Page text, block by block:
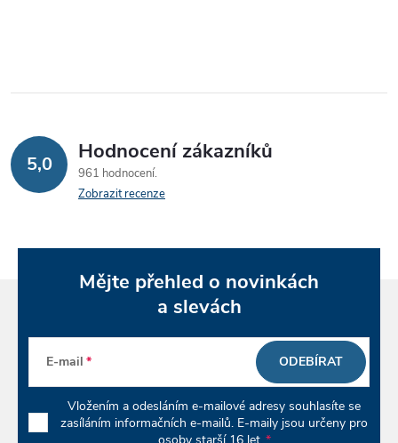
r
v
y
5,0 Hodnocení zákazníků
961 hodnocení
Zobrazit recenze
Mějte přehled o novinkách
a slevách
E-mail
Vložením a odesláním e-mailové adresy souhlasíte se
zasíláním informačních e-mailů. E-maily jsou určeny pro
osoby starší 16 let.
ODEBÍRAT